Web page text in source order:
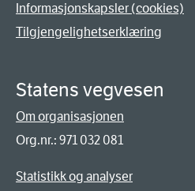
Informasjonskapsler (cookies)
Tilgjengelighetserklæring
Statens vegvesen
Om organisasjonen
Org.nr.: 971 032 081
Statistikk og analyser